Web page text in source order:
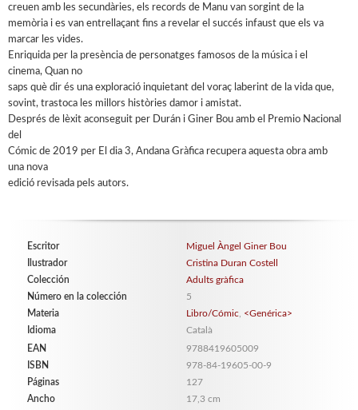
creuen amb les secundàries, els records de Manu van sorgint de la
memòria i es van entrellaçant fins a revelar el succés infaust que els va
marcar les vides.
Enriquida per la presència de personatges famosos de la música i el
cinema, Quan no
saps què dir és una exploració inquietant del voraç laberint de la vida que,
sovint, trastoca les millors històries damor i amistat.
Després de lèxit aconseguit per Durán i Giner Bou amb el Premio Nacional
del
Cómic de 2019 per El dia 3, Andana Gràfica recupera aquesta obra amb
una nova
edició revisada pels autors.
Escritor
Miguel Àngel Giner Bou
Ilustrador
Cristina Duran Costell
Colección
Adults gràfica
Número en la colección
5
Materia
Libro/Cómic, <Genérica>
Idioma
Català
EAN
9788419605009
ISBN
978-84-19605-00-9
Páginas
127
Ancho
17,3 cm